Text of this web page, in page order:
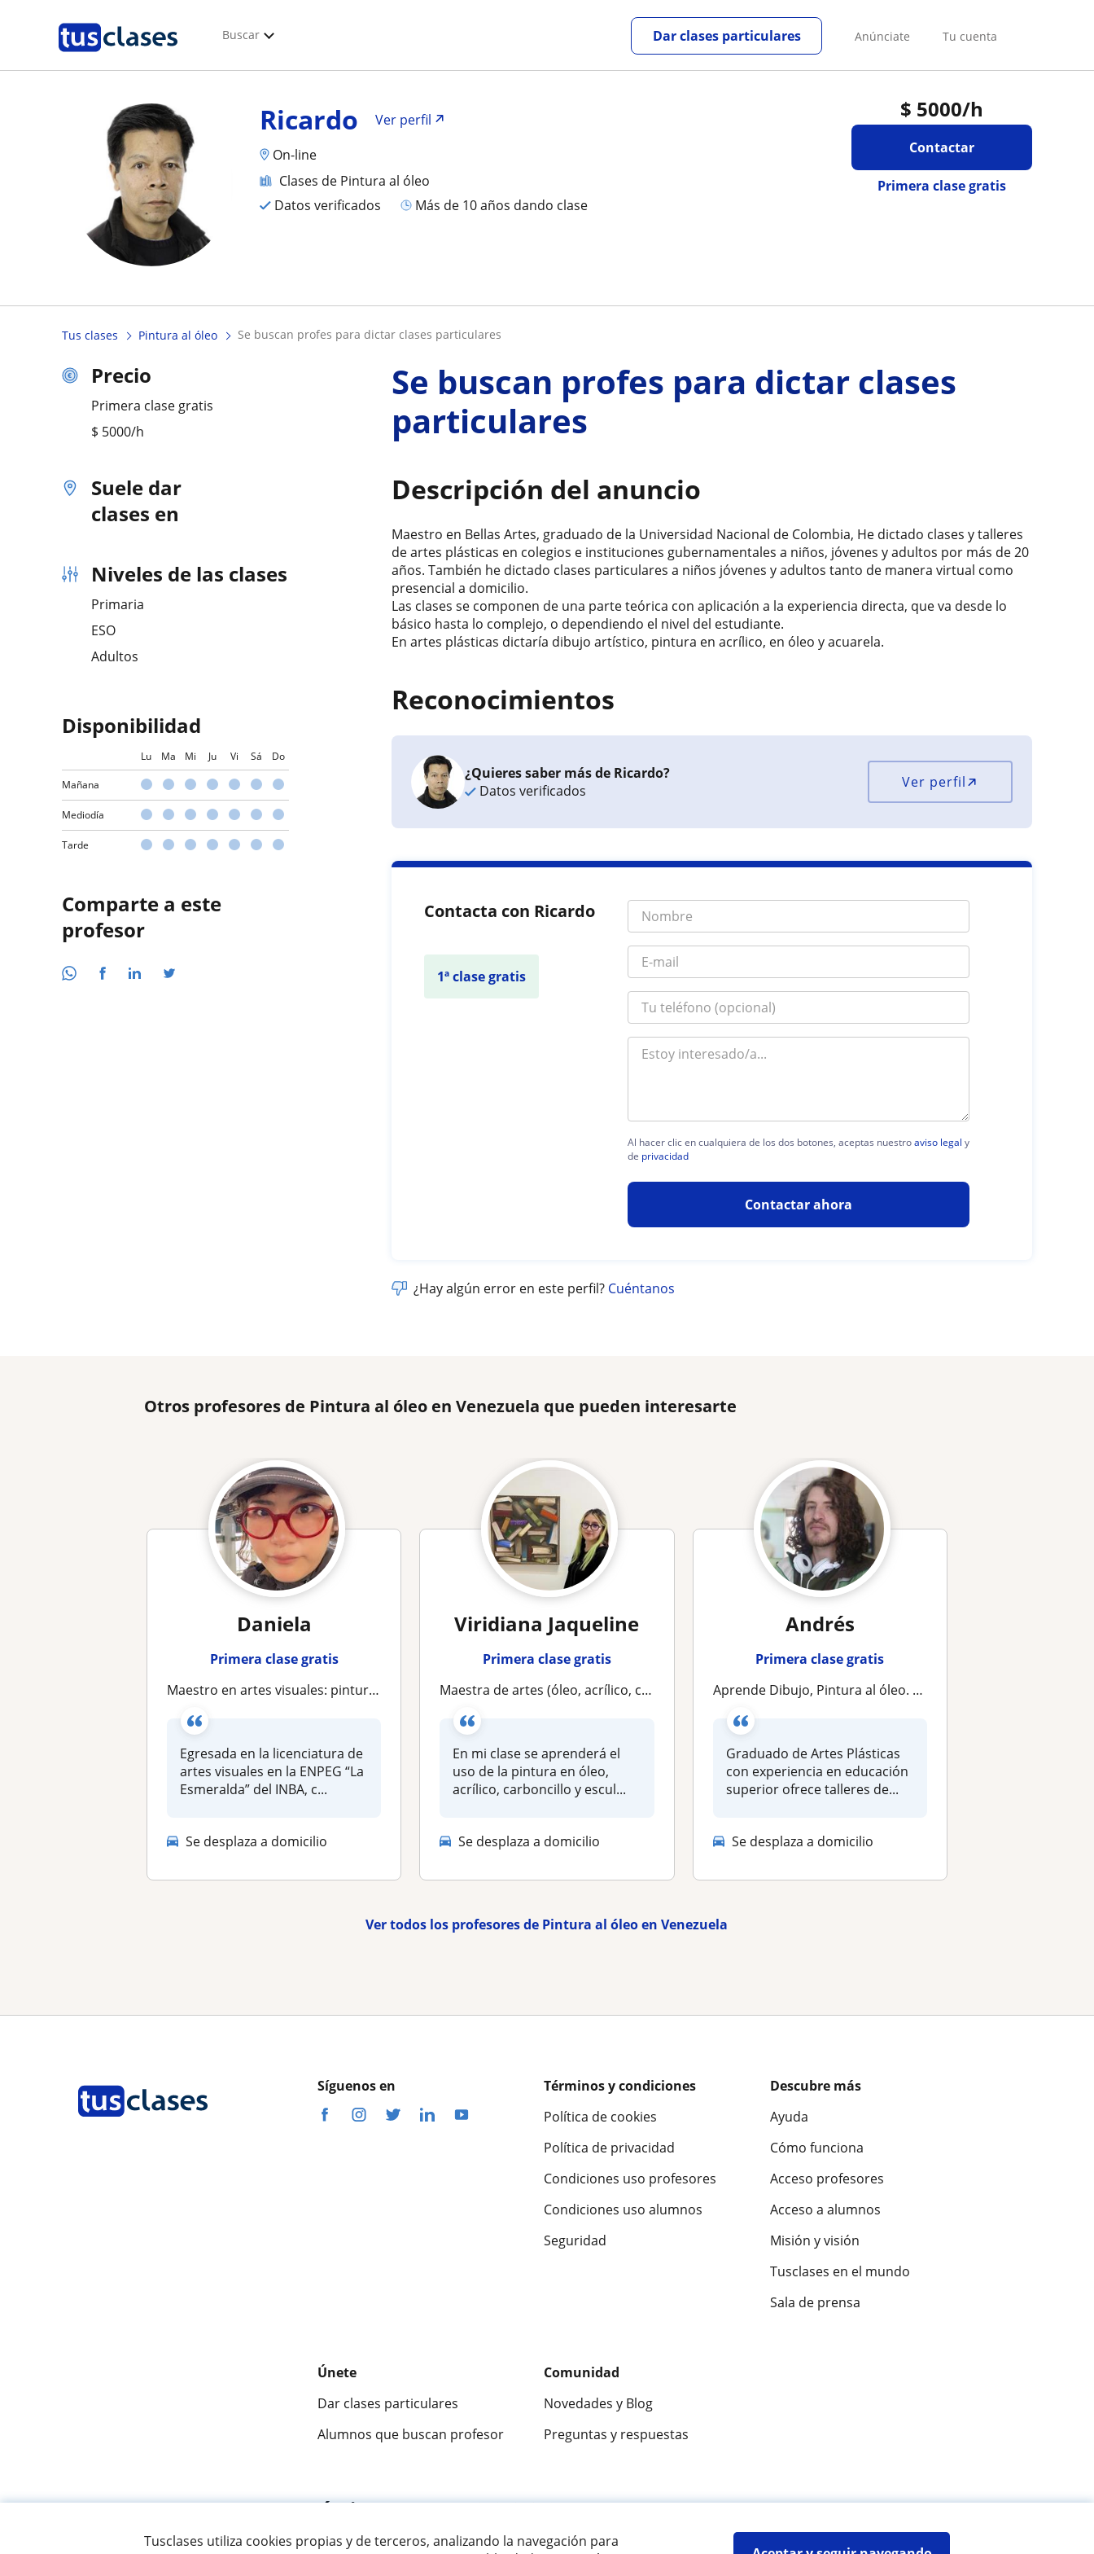
Tusclases utiliza cookies propias y de terceros, analizando la navegación para
Buscar Anúnciate Tu cuenta
Dar clases particulares
$ 5000/h
Contactar
Primera clase gratis
Ricardo
Ver perfil
On-line
Clases de Pintura al óleo
Datos verificados
más de 10 años dando clase
Tus clases Pintura al óleo se buscan profes para dictar clases particulares
Precio
Primera clase gratis
$ 5000/h
Suele dar
clases en
Niveles de las clases
Primaria
ESO
Adultos
Disponibilidad
Lu Ma Mi Ju Vi Sá Do
Mañana
Mediodía
Tarde
Comparte a este
profesor
Se buscan profes para dictar clases
particulares
Descripción del anuncio
Maestro en Bellas Artes, graduado de la Universidad Nacional de Colombia, He dictado clases y talleres
de artes plásticas en colegios e instituciones gubernamentales a niños, jóvenes y adultos por más de 20
años. También he dictado clases particulares a niños jóvenes y adultos tanto de manera virtual como
presencial a domicilio.
Las clases se componen de una parte teórica con aplicación a la experiencia directa, que va desde lo
básico hasta lo complejo, o dependiendo el nivel del estudiante.
En artes plásticas dictaría dibujo artístico, pintura en acrílico, en óleo y acuarela.
Reconocimientos
¿Quieres saber más de Ricardo?
Datos verificados
Ver perfil
Contacta con Ricardo
1ª clase gratis
Al hacer clic en cualquiera de los dos botones, aceptas nuestroaviso legal y
de privacidad
Contactar ahora
¿Hay algún error en este perfil? Cuéntanos
Otros profesores de Pintura al óleo en Venezuela que pueden interesarte
Daniela
Primera clase gratis
Maestro en artes visuales: pintura al óleo y dibujo
Egresada en la licenciatura de
artes visuales en la ENPEG “La
Esmeralda” del INBA, c...
Se desplaza a domicilio
Viridiana Jaqueline
Primera clase gratis
Maestra de artes (óleo, acrílico, carboncillo, escultura y barnizado de obra)
En mi clase se aprenderá el
uso de la pintura en óleo,
acrílico, carboncillo y escul...
Se desplaza a domicilio
Andrés
Primera clase gratis
Aprende Dibujo, Pintura al óleo. ARTES PLÁSTICAS
Graduado de Artes Plásticas
con experiencia en educación
superior ofrece talleres de...
Se desplaza a domicilio
Ver todos los profesores de Pintura al óleo en Venezuela
Síguenos en
Términos y condiciones
Política de cookies
Política de privacidad
Condiciones uso profesores
Condiciones uso alumnos
Seguridad
Descubre más
Ayuda
Cómo funciona
Acceso profesores
Acceso a alumnos
Misión y visión
Tusclases en el mundo
Sala de prensa
Únete
Dar clases particulares
Alumnos que buscan profesor
Comunidad
Novedades y Blog
Preguntas y respuestas
Fantástica 9,5/10 ★★★★★